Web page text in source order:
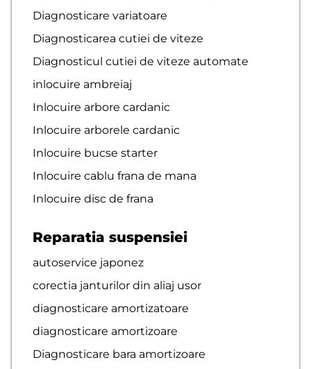
Diagnosticare variatoare
Diagnosticarea cutiei de viteze
Diagnosticul cutiei de viteze automate
inlocuire ambreiaj
Inlocuire arbore cardanic
Inlocuire arborele cardanic
Inlocuire bucse starter
Inlocuire cablu frana de mana
Inlocuire disc de frana
Reparatia suspensiei
autoservice japonez
corectia janturilor din aliaj usor
diagnosticare amortizatoare
diagnosticare amortizoare
Diagnosticare bara amortizoare